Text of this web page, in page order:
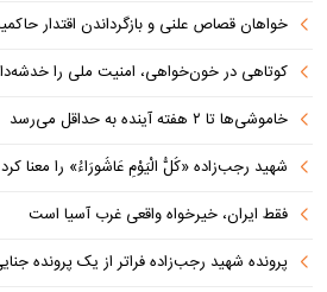
خواهان قصاص علنی و بازگرداندن اقتدار
کوتاهی در خون‌خواهی، امنیت ملی را
خاموشی‌ها تا ۲ هفته آینده به حداقل می‌رسد
شهید رجب‌زاده «کُلُّ الْیَوْمِ عَاشُورَاءُ» را معنا کرد
فقط ایران، خیرخواه واقعی غرب آسیا است
پرونده شهید رجب‌زاده فراتر از یک پرونده